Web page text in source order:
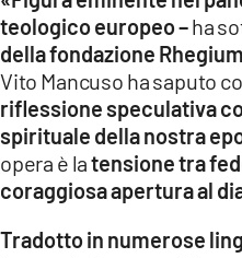
teologico europeo –ha
della fondazione
Vito Mancuso ha saputo
riflessione speculativa
spirituale della nostra
opera è latensione tra
coraggiosa apertura al
Tradotto in numerose